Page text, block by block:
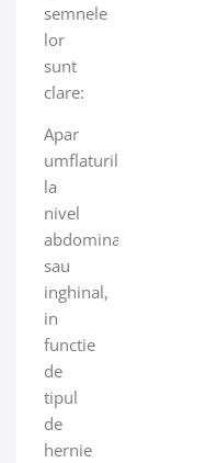
semnele
lor
sunt
clare:
Apar
umflaturile
la
nivel
abdominal
sau
inghinal,
in
functie
de
tipul
de
hernie